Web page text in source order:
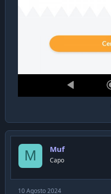
M Muf
Capo
10 Agosto 2024